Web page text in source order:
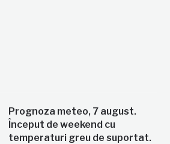
Prognoza meteo, 7 august.
Început de weekend cu
temperaturi greu de suportat.